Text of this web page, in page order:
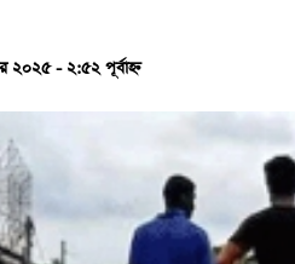
২০২৫ - ২:৫২ পূর্বাহ্ন